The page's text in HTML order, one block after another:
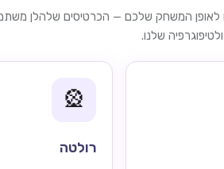
המשחק שלכם — הכרטיסים שלהלן
שלנו.
🎡
רולטה